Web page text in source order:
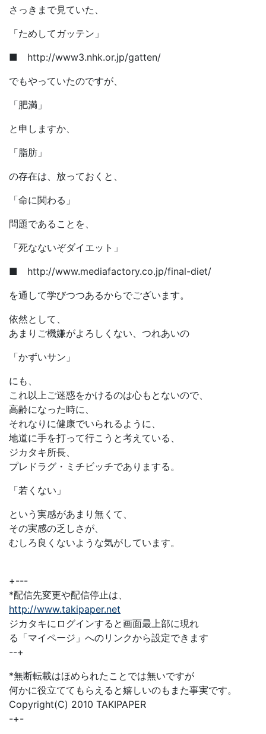
さっきまで見ていた、
「ためしてガッテン」
■ http://www3.nhk.or.jp/gatten/
でもやっていたのですが、
「肥満」
と申しますか、
「脂肪」
の存在は、放っておくと、
「命に関わる」
問題であることを、
「死なないぞダイエット」
■ http://www.mediafactory.co.jp/final-diet/
を通して学びつつあるからでございます。
依然として、
あまりご機嫌がよろしくない、つれあいの
「かずいサン」
にも、
これ以上ご迷惑をかけるのは心もとないので、
高齢になった時に、
それなりに健康でいられるように、
地道に手を打って行こうと考えている、
ジカタキ所長、
プレドラグ・ミチビッチでありまする。
「若くない」
という実感があまり無くて、
その実感の乏しさが、
むしろ良くないような気がしています。
+---
*配信先変更や配信停止は、
http://www.takipaper.net
ジカタキにログインすると画面最上部に現れ
る「マイページ」へのリンクから設定できます
--+
*無断転載はほめられたことでは無いですが
何かに役立ててもらえると嬉しいのもまた事実です。
Copyright(C) 2010 TAKIPAPER
-+-